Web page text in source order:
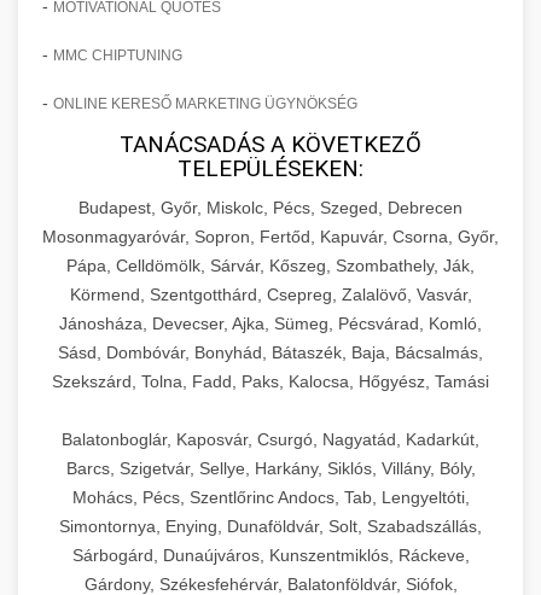
- MOTIVATIONAL QUOTES
- MMC CHIPTUNING
- ONLINE KERESŐ MARKETING ÜGYNÖKSÉG
TANÁCSADÁS A KÖVETKEZŐ
TELEPÜLÉSEKEN:
Budapest, Győr, Miskolc, Pécs, Szeged, Debrecen
Mosonmagyaróvár, Sopron, Fertőd, Kapuvár, Csorna, Győr,
Pápa, Celldömölk, Sárvár, Kőszeg, Szombathely, Ják,
Körmend, Szentgotthárd, Csepreg, Zalalövő, Vasvár,
Jánosháza, Devecser, Ajka, Sümeg, Pécsvárad, Komló,
Sásd, Dombóvár, Bonyhád, Bátaszék, Baja, Bácsalmás,
Szekszárd, Tolna, Fadd, Paks, Kalocsa, Hőgyész, Tamási
Balatonboglár, Kaposvár, Csurgó, Nagyatád, Kadarkút,
Barcs, Szigetvár, Sellye, Harkány, Siklós, Villány, Bóly,
Mohács, Pécs, Szentlőrinc Andocs, Tab, Lengyeltóti,
Simontornya, Enying, Dunaföldvár, Solt, Szabadszállás,
Sárbogárd, Dunaújváros, Kunszentmiklós, Ráckeve,
Gárdony, Székesfehérvár, Balatonföldvár, Siófok,